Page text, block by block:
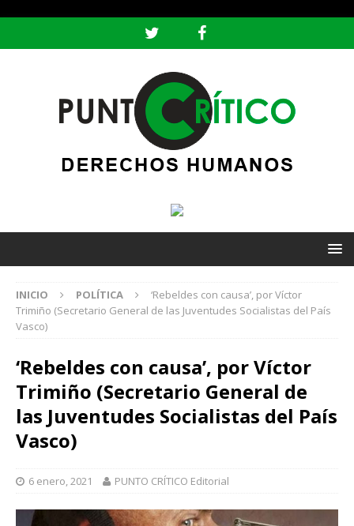
INICIO POLÍTICA
‘Rebeldes con causa’, por Víctor
Trimiño (Secretario General de las Juventudes Socialistas del País
Vasco)
‘Rebeldes con causa’, por Víctor
Trimiño (Secretario General de
las Juventudes Socialistas del País
Vasco)
6 enero, 2021 PUNTO CRÍTICO Editorial